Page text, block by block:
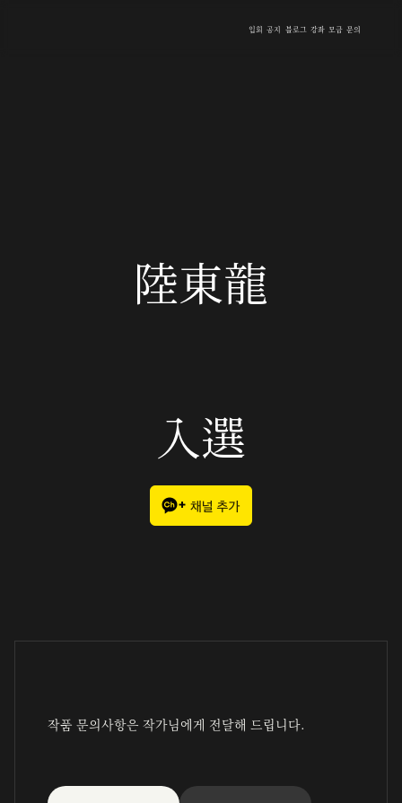
입회 공지 블로그 강좌 모금 문의
陸東龍
入選
작품 문의사항은 작가님에게 전달해 드립니다.